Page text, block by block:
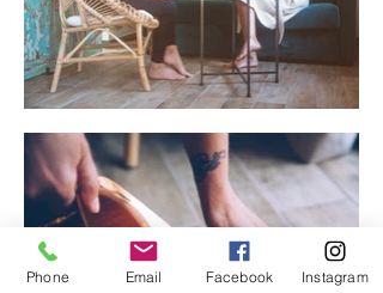
Phone Email Facebook Instagram